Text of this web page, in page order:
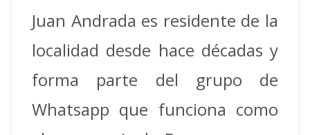
Juan Andrada es residente de la
localidad desde hace décadas y
forma parte del grupo de
Whatsapp que funciona como